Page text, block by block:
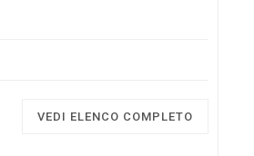
VEDI ELENCO COMPLETO